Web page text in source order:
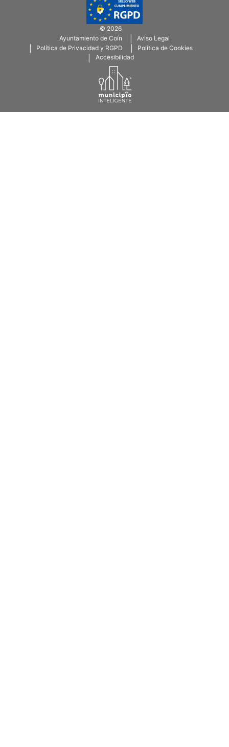
Menú
SubFooter
© 2026
Ayuntamiento de Coín
Aviso Legal
Política de Privacidad y RGPD
Política de Cookies
Accesibilidad